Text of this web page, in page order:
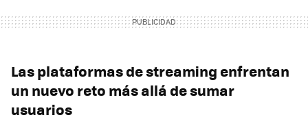
Las plataformas de streaming enfrentan
un nuevo reto más allá de sumar
usuarios